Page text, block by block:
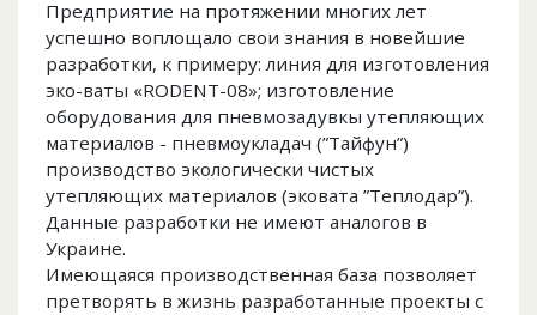
Предприятие на протяжении многих лет
успешно воплощало свои знания в новейшие
разработки, к примеру: линия для изготовления
эко-ваты «RODENT-08»; изготовление
оборудования для пневмозадувкы утепляющих
материалов - пневмоукладач (”Тайфун”)
производство экологически чистых
утепляющих материалов (эковата ”Теплодар”).
Данные разработки не имеют аналогов в
Украине.
Имеющаяся производственная база позволяет
претворять в жизнь разработанные проекты с